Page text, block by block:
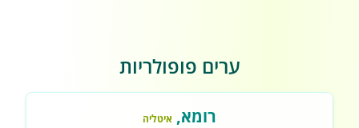
ערים פופולריות
רומא, איטליה